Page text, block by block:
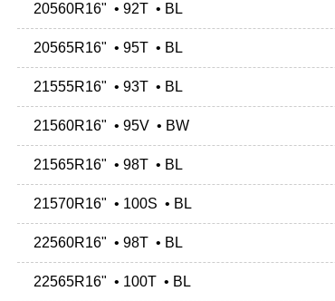
20560R16" • 92T • BL
20565R16" • 95T • BL
21555R16" • 93T • BL
21560R16" • 95V • BW
21565R16" • 98T • BL
21570R16" • 100S • BL
22560R16" • 98T • BL
22565R16" • 100T • BL